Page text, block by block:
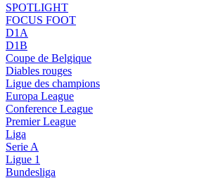
SPOTLIGHT
FOCUS FOOT
D1A
D1B
Coupe de Belgique
Diables rouges
Ligue des champions
Europa League
Conference League
Premier League
Liga
Serie A
Ligue 1
Bundesliga